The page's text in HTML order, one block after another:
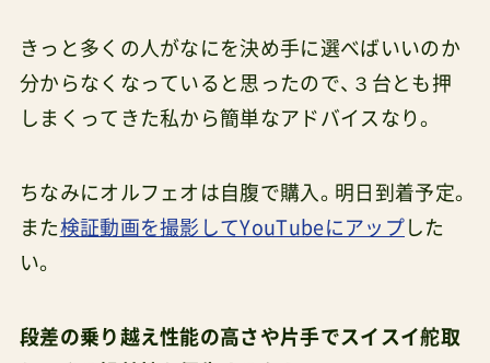
きっと多くの人がなにを決め手に選べばいいのか
分からなくなっていると思ったので、３台とも押
しまくってきた私から簡単なアドバイスなり。
ちなみにオルフェオは自腹で購入。明日到着予定。
また検証動画を撮影してYouTubeにアップ した
い。
段差の乗り越え性能の高さや片手でスイスイ舵取